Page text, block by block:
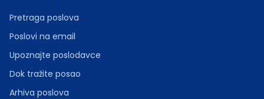
Pretraga poslova
Poslovi na email
Upoznajte poslodavce
Dok tražite posao
Arhiva poslova